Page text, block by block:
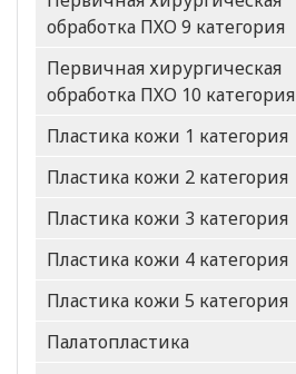
обработка ПХО 9 категория
Первичная хирургическая
обработка ПХО 10 категория
Пластика кожи 1 категория
Пластика кожи 2 категория
Пластика кожи 3 категория
Пластика кожи 4 категория
Пластика кожи 5 категория
Палатопластика